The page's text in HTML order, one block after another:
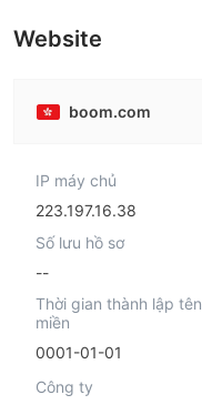
Website
boom.com
IP máy chủ
223.197.16.38
Số lưu hồ sơ
--
Thời gian thành lập tên
miền
0001-01-01
Công ty